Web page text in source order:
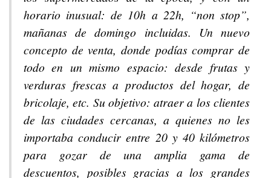
horario inusual: de 10h a 22h, “non stop”,
mañanas de domingo incluidas. Un nuevo
concepto de venta, donde podías comprar de
todo en un mismo espacio: desde frutas y
verduras frescas a productos del hogar, de
bricolaje, etc. Su objetivo: atraer a los clientes
de las ciudades cercanas, a quienes no les
importaba conducir entre 20 y 40 kilómetros
para gozar de una amplia gama de
descuentos, posibles gracias a los grandes